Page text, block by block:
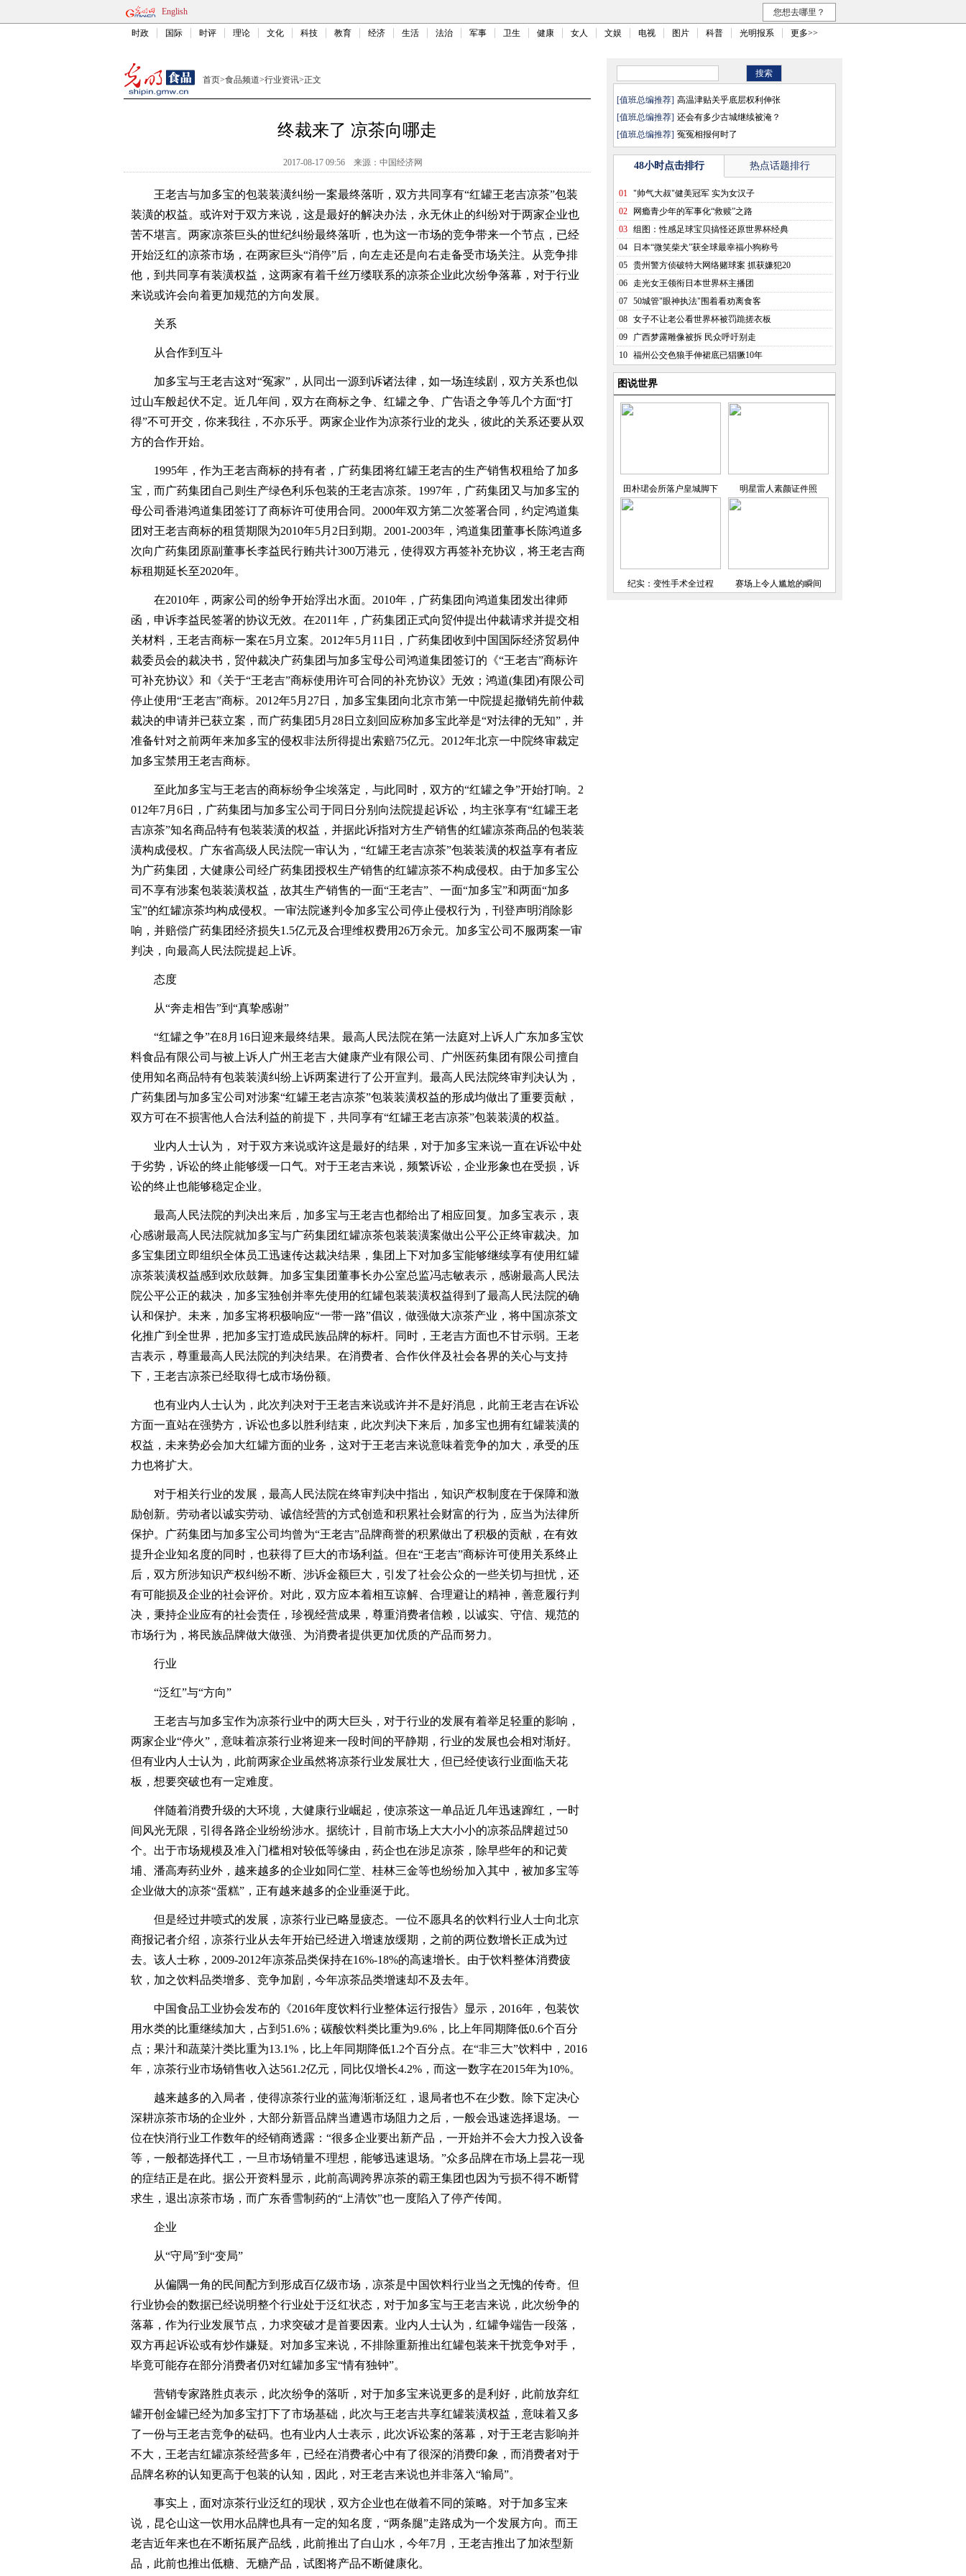
English 您想去哪里？
时政 国际 时评 理论 文化 科技 教育 经济 生活 法治 军事 卫生 健康 女人 文娱 电视 图片 科普 光明报系 更多>>
首页>食品频道>行业资讯>正文
终裁来了 凉茶向哪走
2017-08-17 09:56 来源： 中国经济网
王老吉与加多宝的包装装潢纠纷一案最终落听，双方共同享有“红罐王老吉凉茶”包装
装潢的权益。或许对于双方来说，这是最好的解决办法，永无休止的纠纷对于两家企业也
苦不堪言。两家凉茶巨头的世纪纠纷最终落听，也为这一市场的竞争带来一个节点，已经
开始泛红的凉茶市场，在两家巨头“消停”后，向左走还是向右走备受市场关注。从竞争排
他，到共同享有装潢权益，这两家有着千丝万缕联系的凉茶企业此次纷争落幕，对于行业
来说或许会向着更加规范的方向发展。
关系
从合作到互斗
加多宝与王老吉这对“冤家”，从同出一源到诉诸法律，如一场连续剧，双方关系也似
过山车般起伏不定。近几年间，双方在商标之争、红罐之争、广告语之争等几个方面“打
得”不可开交，你来我往，不亦乐乎。两家企业作为凉茶行业的龙头，彼此的关系还要从双
方的合作开始。
1995年，作为王老吉商标的持有者，广药集团将红罐王老吉的生产销售权租给了加多
宝，而广药集团自己则生产绿色利乐包装的王老吉凉茶。1997年，广药集团又与加多宝的
母公司香港鸿道集团签订了商标许可使用合同。2000年双方第二次签署合同，约定鸿道集
团对王老吉商标的租赁期限为2010年5月2日到期。2001-2003年，鸿道集团董事长陈鸿道多
次向广药集团原副董事长李益民行贿共计300万港元，使得双方再签补充协议，将王老吉商
标租期延长至2020年。
在2010年，两家公司的纷争开始浮出水面。2010年，广药集团向鸿道集团发出律师
函，申诉李益民签署的协议无效。在2011年，广药集团正式向贸仲提出仲裁请求并提交相
关材料，王老吉商标一案在5月立案。2012年5月11日，广药集团收到中国国际经济贸易仲
裁委员会的裁决书，贸仲裁决广药集团与加多宝母公司鸿道集团签订的《“王老吉”商标许
可补充协议》和《关于“王老吉”商标使用许可合同的补充协议》无效；鸿道(集团)有限公司
停止使用“王老吉”商标。2012年5月27日，加多宝集团向北京市第一中院提起撤销先前仲裁
裁决的申请并已获立案，而广药集团5月28日立刻回应称加多宝此举是“对法律的无知”，并
准备针对之前两年来加多宝的侵权非法所得提出索赔75亿元。2012年北京一中院终审裁定
加多宝禁用王老吉商标。
至此加多宝与王老吉的商标纷争尘埃落定，与此同时，双方的“红罐之争”开始打响。2
012年7月6日，广药集团与加多宝公司于同日分别向法院提起诉讼，均主张享有“红罐王老
吉凉茶”知名商品特有包装装潢的权益，并据此诉指对方生产销售的红罐凉茶商品的包装装
潢构成侵权。广东省高级人民法院一审认为，“红罐王老吉凉茶”包装装潢的权益享有者应
为广药集团，大健康公司经广药集团授权生产销售的红罐凉茶不构成侵权。由于加多宝公
司不享有涉案包装装潢权益，故其生产销售的一面“王老吉”、一面“加多宝”和两面“加多
宝”的红罐凉茶均构成侵权。一审法院遂判令加多宝公司停止侵权行为，刊登声明消除影
响，并赔偿广药集团经济损失1.5亿元及合理维权费用26万余元。加多宝公司不服两案一审
判决，向最高人民法院提起上诉。
态度
从“奔走相告”到“真挚感谢”
“红罐之争”在8月16日迎来最终结果。最高人民法院在第一法庭对上诉人广东加多宝饮
料食品有限公司与被上诉人广州王老吉大健康产业有限公司、广州医药集团有限公司擅自
使用知名商品特有包装装潢纠纷上诉两案进行了公开宣判。最高人民法院终审判决认为，
广药集团与加多宝公司对涉案“红罐王老吉凉茶”包装装潢权益的形成均做出了重要贡献，
双方可在不损害他人合法利益的前提下，共同享有“红罐王老吉凉茶”包装装潢的权益。
业内人士认为， 对于双方来说或许这是最好的结果，对于加多宝来说一直在诉讼中处
于劣势，诉讼的终止能够缓一口气。对于王老吉来说，频繁诉讼，企业形象也在受损，诉
讼的终止也能够稳定企业。
最高人民法院的判决出来后，加多宝与王老吉也都给出了相应回复。加多宝表示，衷
心感谢最高人民法院就加多宝与广药集团红罐凉茶包装装潢案做出公平公正终审裁决。加
多宝集团立即组织全体员工迅速传达裁决结果，集团上下对加多宝能够继续享有使用红罐
凉茶装潢权益感到欢欣鼓舞。加多宝集团董事长办公室总监冯志敏表示，感谢最高人民法
院公平公正的裁决，加多宝独创并率先使用的红罐包装装潢权益得到了最高人民法院的确
认和保护。未来，加多宝将积极响应“一带一路”倡议，做强做大凉茶产业，将中国凉茶文
化推广到全世界，把加多宝打造成民族品牌的标杆。同时，王老吉方面也不甘示弱。王老
吉表示，尊重最高人民法院的判决结果。在消费者、合作伙伴及社会各界的关心与支持
下，王老吉凉茶已经取得七成市场份额。
也有业内人士认为，此次判决对于王老吉来说或许并不是好消息，此前王老吉在诉讼
方面一直站在强势方，诉讼也多以胜利结束，此次判决下来后，加多宝也拥有红罐装潢的
权益，未来势必会加大红罐方面的业务，这对于王老吉来说意味着竞争的加大，承受的压
力也将扩大。
对于相关行业的发展，最高人民法院在终审判决中指出，知识产权制度在于保障和激
励创新。劳动者以诚实劳动、诚信经营的方式创造和积累社会财富的行为，应当为法律所
保护。广药集团与加多宝公司均曾为“王老吉”品牌商誉的积累做出了积极的贡献，在有效
提升企业知名度的同时，也获得了巨大的市场利益。但在“王老吉”商标许可使用关系终止
后，双方所涉知识产权纠纷不断、涉诉金额巨大，引发了社会公众的一些关切与担忧，还
有可能损及企业的社会评价。对此，双方应本着相互谅解、合理避让的精神，善意履行判
决，秉持企业应有的社会责任，珍视经营成果，尊重消费者信赖，以诚实、守信、规范的
市场行为，将民族品牌做大做强、为消费者提供更加优质的产品而努力。
行业
“泛红”与“方向”
王老吉与加多宝作为凉茶行业中的两大巨头，对于行业的发展有着举足轻重的影响，
两家企业“停火”，意味着凉茶行业将迎来一段时间的平静期，行业的发展也会相对渐好。
但有业内人士认为，此前两家企业虽然将凉茶行业发展壮大，但已经使该行业面临天花
板，想要突破也有一定难度。
伴随着消费升级的大环境，大健康行业崛起，使凉茶这一单品近几年迅速蹿红，一时
间风光无限，引得各路企业纷纷涉水。据统计，目前市场上大大小小的凉茶品牌超过50
个。出于市场规模及准入门槛相对较低等缘由，药企也在涉足凉茶，除早些年的和记黄
埔、潘高寿药业外，越来越多的企业如同仁堂、桂林三金等也纷纷加入其中，被加多宝等
企业做大的凉茶“蛋糕”，正有越来越多的企业垂涎于此。
但是经过井喷式的发展，凉茶行业已略显疲态。一位不愿具名的饮料行业人士向北京
商报记者介绍，凉茶行业从去年开始已经进入增速放缓期，之前的两位数增长正成为过
去。该人士称，2009-2012年凉茶品类保持在16%-18%的高速增长。由于饮料整体消费疲
软，加之饮料品类增多、竞争加剧，今年凉茶品类增速却不及去年。
中国食品工业协会发布的《2016年度饮料行业整体运行报告》显示，2016年，包装饮
用水类的比重继续加大，占到51.6%；碳酸饮料类比重为9.6%，比上年同期降低0.6个百分
点；果汁和蔬菜汁类比重为13.1%，比上年同期降低1.2个百分点。在“非三大”饮料中，2016
年，凉茶行业市场销售收入达561.2亿元，同比仅增长4.2%，而这一数字在2015年为10%。
越来越多的入局者，使得凉茶行业的蓝海渐渐泛红，退局者也不在少数。除下定决心
深耕凉茶市场的企业外，大部分新晋品牌当遭遇市场阻力之后，一般会迅速选择退场。一
位在快消行业工作数年的经销商透露：“很多企业要出新产品，一开始并不会大力投入设备
等，一般都选择代工，一旦市场销量不理想，能够迅速退场。”众多品牌在市场上昙花一现
的症结正是在此。据公开资料显示，此前高调跨界凉茶的霸王集团也因为亏损不得不断臂
求生，退出凉茶市场，而广东香雪制药的“上清饮”也一度陷入了停产传闻。
企业
从“守局”到“变局”
从偏隅一角的民间配方到形成百亿级市场，凉茶是中国饮料行业当之无愧的传奇。但
行业协会的数据已经说明整个行业处于泛红状态，对于加多宝与王老吉来说，此次纷争的
落幕，作为行业发展节点，力求突破才是首要因素。业内人士认为，红罐争端告一段落，
双方再起诉讼或有炒作嫌疑。对加多宝来说，不排除重新推出红罐包装来干扰竞争对手，
毕竟可能存在部分消费者仍对红罐加多宝“情有独钟”。
营销专家路胜贞表示，此次纷争的落听，对于加多宝来说更多的是利好，此前放弃红
罐开创金罐已经为加多宝打下了市场基础，此次与王老吉共享红罐装潢权益，意味着又多
了一份与王老吉竞争的砝码。也有业内人士表示，此次诉讼案的落幕，对于王老吉影响并
不大，王老吉红罐凉茶经营多年，已经在消费者心中有了很深的消费印象，而消费者对于
品牌名称的认知更高于包装的认知，因此，对王老吉来说也并非落入“输局”。
事实上，面对凉茶行业泛红的现状，双方企业也在做着不同的策略。对于加多宝来
说，昆仑山这一饮用水品牌也具有一定的知名度，“两条腿”走路成为一个发展方向。而王
老吉近年来也在不断拓展产品线，此前推出了白山水，今年7月，王老吉推出了加浓型新
品，此前也推出低糖、无糖产品，试图将产品不断健康化。
[值班总编推荐] 高温津贴关乎底层权利伸张
[值班总编推荐] 还会有多少古城继续被淹？
[值班总编推荐] 冤冤相报何时了
48小时点击排行 热点话题排行
01 "帅气大叔"健美冠军 实为女汉子
02
网瘾青少年的军事化“救赎”之路
03 组图：性感足球宝贝搞怪还原世界杯经典
瞬间
04
日本“微笑柴犬”获全球最幸福小狗称号
05 贵州警方侦破特大网络赌球案 抓获嫌犯20
人
06
走光女王领衔日本世界杯主播团
07 50城管"眼神执法"围着看劝离食客
08 女子不让老公看世界杯被罚跪搓衣板
09
广西梦露雕像被拆 民众呼吁别走
10 福州公交色狼手伸裙底已猖獗10年
图说世界
田朴珺会所落户皇城脚下 明星雷人素颜证件照
纪实：变性手术全过程 赛场上令人尴尬的瞬间